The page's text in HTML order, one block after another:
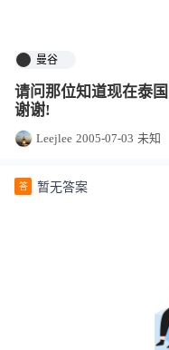
曼谷
请问那位知道现在泰
谢谢!
Leejlee 2005-07-03 未知
答 暂无答案